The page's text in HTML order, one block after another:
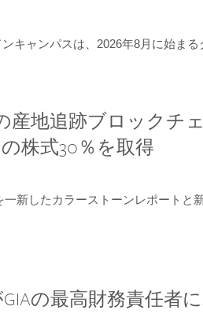
キャンパスは、2026年8月に始ま
産地追跡ブロックチ
株式30％を取得
新したカラーストーンレポートと
の最高財務責任者